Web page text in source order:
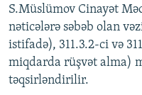
S.Müslümov Cinayət
nəticələrə səbəb olan
istifadə), 311.3.2-ci və
miqdarda rüşvət alma)
təqsirləndirilir.